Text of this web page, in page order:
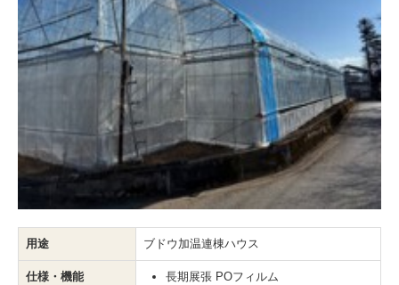
用途 ブドウ加温連棟ハウス
仕様・機能
長期展張 POフィルム